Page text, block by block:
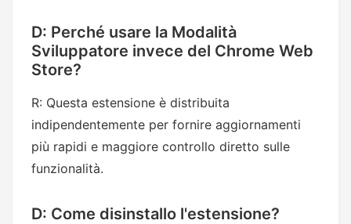
D: Perché usare la Modalità
Sviluppatore invece del Chrome Web
Store?
R: Questa estensione è distribuita
indipendentemente per fornire aggiornamenti
più rapidi e maggiore controllo diretto sulle
funzionalità.
D: Come disinstallo l'estensione?